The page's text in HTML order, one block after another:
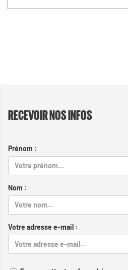
RECEVOIR NOS INFOS
Prénom :
Nom :
Votre adresse e-mail :